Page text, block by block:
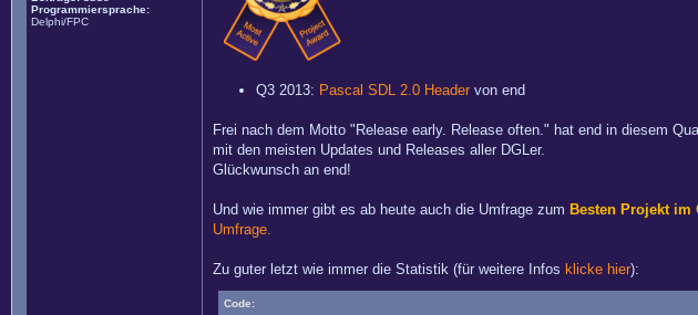
Programmiersprache:
Delphi/FPC
Q3 2013: Pascal SDL 2.0 Header von end
Frei nach dem Motto "Release early. Release often." hat end in diesem
mit den meisten Updates und Releases aller DGLer.
Glückwunsch an end!
Und wie immer gibt es ab heute auch die Umfrage zum Besten Projekt im
Umfrage.
Zu guter letzt wie immer die Statistik (für weitere Infos klicke hier):
Code: